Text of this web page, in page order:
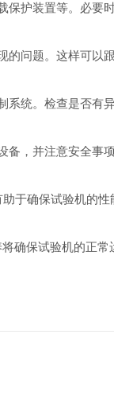
护装置等。必要时
题。这样可以跟
。检查是否有
并注意安全事
确保试验机的性
确保试验机的正